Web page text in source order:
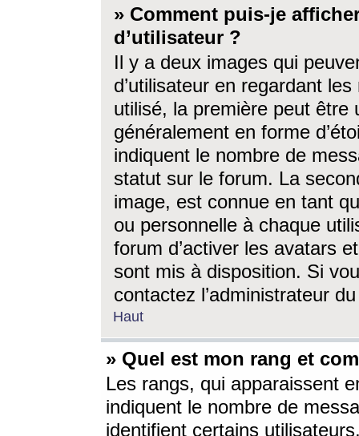
» Comment puis-je
d’utilisateur ?
Il y a deux images qui
d’utilisateur en regardant
utilisé, la première peut être
généralement en forme
indiquent le nombre de
statut sur le forum. La
image, est connue en tant
ou personnelle à chaque
forum d’activer les avatars
sont mis à disposition. Si
contactez l’administrateur
Haut
» Quel est mon rang et
Les rangs, qui apparaissent
indiquent le nombre de
identifient certains